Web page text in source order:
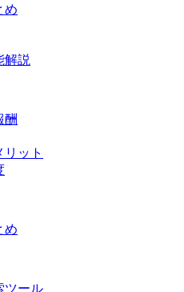
め
解説
酬
ット
め
ツール